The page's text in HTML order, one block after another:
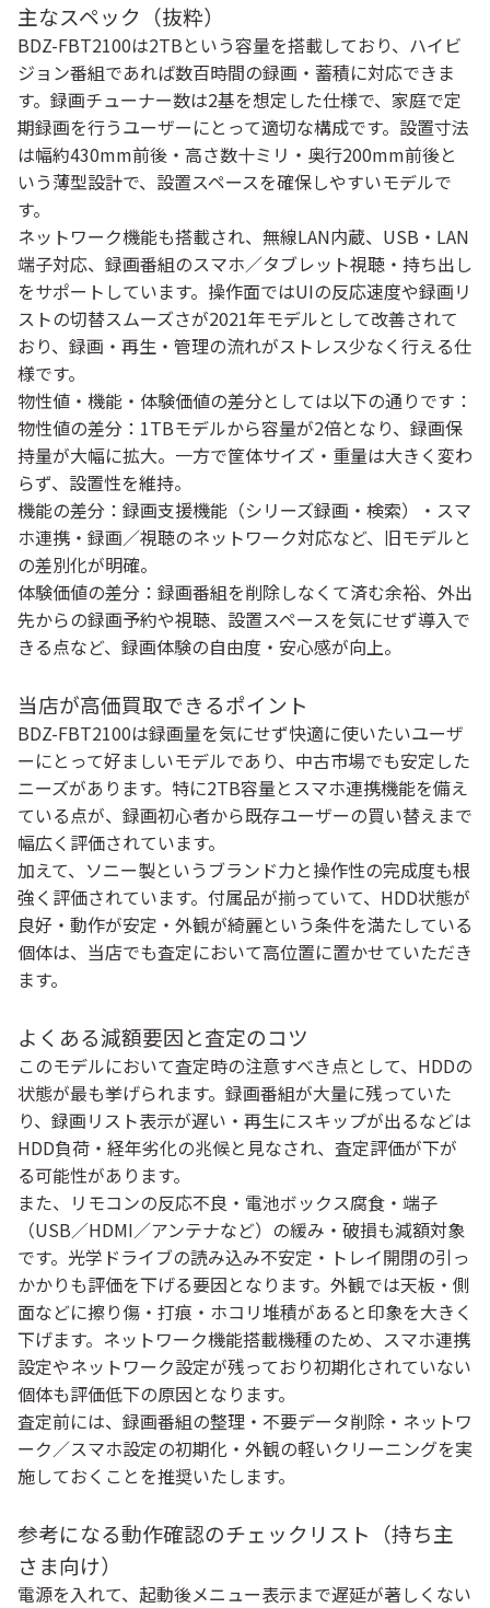
主なスペック（抜粋）
BDZ-FBT2100は2TBという容量を搭載しており、ハイビ
ジョン番組であれば数百時間の録画・蓄積に対応できま
す。録画チューナー数は2基を想定した仕様で、家庭で定
期録画を行うユーザーにとって適切な構成です。設置寸法
は幅約430mm前後・高さ数十ミリ・奥行200mm前後と
いう薄型設計で、設置スペースを確保しやすいモデルで
す。
ネットワーク機能も搭載され、無線LAN内蔵、USB・LAN
端子対応、録画番組のスマホ／タブレット視聴・持ち出し
をサポートしています。操作面ではUIの反応速度や録画リ
ストの切替スムーズさが2021年モデルとして改善されて
おり、録画・再生・管理の流れがストレス少なく行える仕
様です。
物性値・機能・体験価値の差分としては以下の通りです：
物性値の差分 ：1TBモデルから容量が2倍となり、録画保
持量が大幅に拡大。一方で筐体サイズ・重量は大きく変わ
らず、設置性を維持。
機能の差分 ：録画支援機能（シリーズ録画・検索）・スマ
ホ連携・録画／視聴のネットワーク対応など、旧モデルと
の差別化が明確。
体験価値の差分 ：録画番組を削除しなくて済む余裕、外出
先からの録画予約や視聴、設置スペースを気にせず導入で
きる点など、録画体験の自由度・安心感が向上。
当店が高価買取できるポイント
BDZ-FBT2100は録画量を気にせず快適に使いたいユーザ
ーにとって好ましいモデルであり、中古市場でも安定した
ニーズがあります。特に2TB容量とスマホ連携機能を備え
ている点が、録画初心者から既存ユーザーの買い替えまで
幅広く評価されています。
加えて、ソニー製というブランド力と操作性の完成度も根
強く評価されています。付属品が揃っていて、HDD状態が
良好・動作が安定・外観が綺麗という条件を満たしている
個体は、当店でも査定において高位置に置かせていただき
ます。
よくある減額要因と査定のコツ
このモデルにおいて査定時の注意すべき点として、HDDの
状態が最も挙げられます。録画番組が大量に残っていた
り、録画リスト表示が遅い・再生にスキップが出るなどは
HDD負荷・経年劣化の兆候と見なされ、査定評価が下が
る可能性があります。
また、リモコンの反応不良・電池ボックス腐食・端子
（USB／HDMI／アンテナなど）の緩み・破損も減額対象
です。光学ドライブの読み込み不安定・トレイ開閉の引っ
かかりも評価を下げる要因となります。外観では天板・側
面などに擦り傷・打痕・ホコリ堆積があると印象を大きく
下げます。ネットワーク機能搭載機種のため、スマホ連携
設定やネットワーク設定が残っており初期化されていない
個体も評価低下の原因となります。
査定前には、録画番組の整理・不要データ削除・ネットワ
ーク／スマホ設定の初期化・外観の軽いクリーニングを実
施しておくことを推奨いたします。
参考になる動作確認のチェックリスト（持ち主
さま向け）
電源を入れて、起動後メニュー表示まで遅延が著しくない